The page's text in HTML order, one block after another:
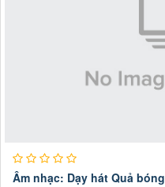
Âm nhạc: Dạy hát Quả bóng